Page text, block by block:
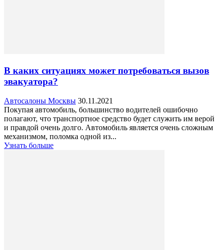
В каких ситуациях может потребоваться вызов
эвакуатора?
Автосалоны Москвы 30.11.2021
Покупая автомобиль, большинство водителей ошибочно
полагают, что транспортное средство будет служить им верой
и правдой очень долго. Автомобиль является очень сложным
механизмом, поломка одной из...
Узнать больше